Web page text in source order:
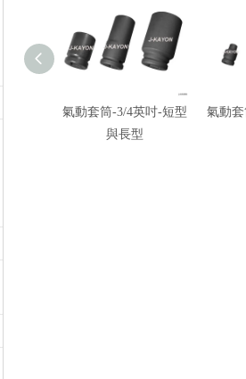
氣動套筒-3/4英吋-短型
與長型
氣動